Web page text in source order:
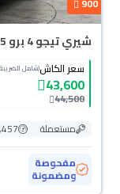
شيري تيجو 4 برو Comfort 2025
سعر الكاش(شامل
43,600
44,500
مستعملة
مفحوصة
ومضمونة